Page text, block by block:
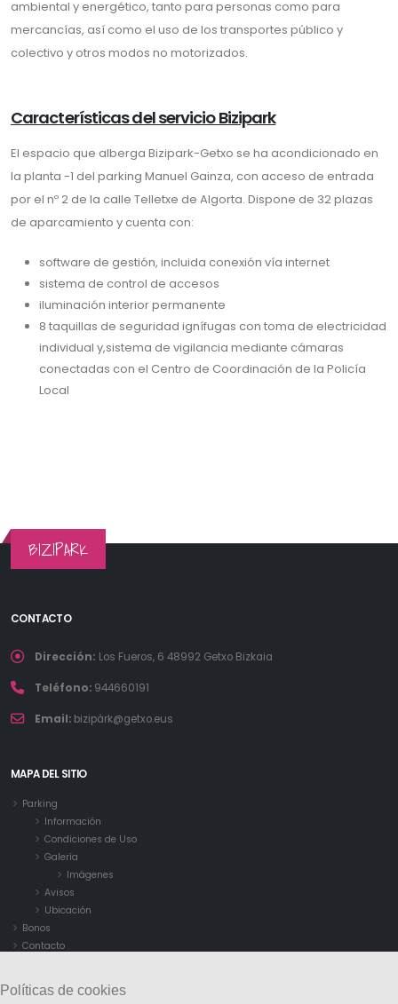
ambiental y energético, tanto para personas como para
mercancías, así como el uso de los transportes público y
colectivo y otros modos no motorizados.
Características del servicio Bizipark
El espacio que alberga Bizipark-Getxo se ha acondicionado en
la planta -1 del parking Manuel Gainza, con acceso de entrada
por el nº 2 de la calle Telletxe de Algorta. Dispone de 32 plazas
de aparcamiento y cuenta con:
software de gestión, incluida conexión vía internet
sistema de control de accesos
iluminación interior permanente
8 taquillas de seguridad ignífugas con toma de electricidad
individual y,sistema de vigilancia mediante cámaras
conectadas con el Centro de Coordinación de la Policía
Local
BIZIPARK
CONTACTO
Dirección: Los Fueros, 6 48992 Getxo Bizkaia
Teléfono: 944660191
Email: bizipàrk@getxo.eus
MAPA DEL SITIO
Parking
Información
Condiciones de Uso
Galería
Imágenes
Avisos
Ubicación
Bonos
Contacto
Políticas de cookies